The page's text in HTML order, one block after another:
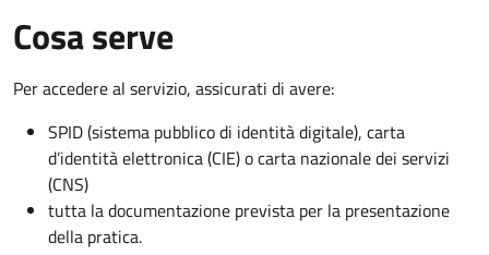
Cosa serve
Per accedere al servizio, assicurati di avere:
SPID (sistema pubblico di identità digitale), carta
d’identità elettronica (CIE) o carta nazionale dei servizi
(CNS)
tutta la documentazione prevista per la presentazione
della pratica.